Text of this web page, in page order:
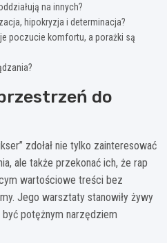
na innych?
hipokryzja i determinacja?
poczucie komfortu, a porażki są
do
zdołał nie tylko zainteresować
ale także przekonać ich, że rap
wartościowe treści bez
Jego warsztaty stanowiły żywy
potężnym narzędziem